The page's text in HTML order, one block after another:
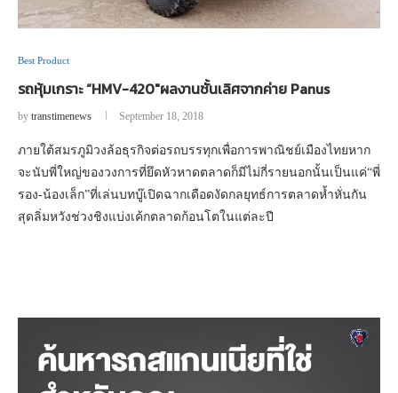
Best Product
รถหุ้มเกราะ “HMV-420″ผลงานชั้นเลิศจากค่าย Panus
by transtimenews September 18, 2018
ภายใต้สมรภูมิวงล้อธุรกิจต่อรถบรรทุกเพื่อการพาณิชย์เมืองไทยหาก
จะนับพี่ใหญ่ของวงการที่ยึดหัวหาดตลาดก็มีไม่กี่รายนอกนั้นเป็นแค่“พี่
รอง-น้องเล็ก”ที่เล่นบทบู๊เปิดฉากเดือดงัดกลยุทธ์การตลาดห้ำหั่นกัน
สุดลิ่มหวังช่วงชิงแบ่งเค้กตลาดก้อนโตในแต่ละปี